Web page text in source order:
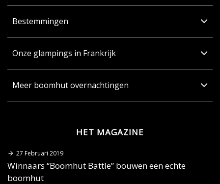
Bestemmingen
Onze glampings in Frankrijk
Meer boomhut overnachtingen
HET MAGAZINE
27 Februari 2019
Winnaars “Boomhut Battle” bouwen een echte
boomhut